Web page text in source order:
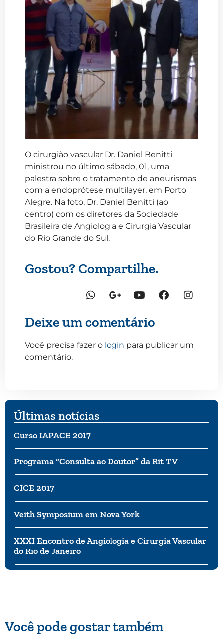
O cirurgião vascular Dr. Daniel Benitti
ministrou no último sábado, 01, uma
palestra sobre o tratamento de aneurismas
com a endoprótese multilayer, em Porto
Alegre. Na foto, Dr. Daniel Benitti (ao
centro) com os diretores da Sociedade
Brasileira de Angiologia e Cirurgia Vascular
do Rio Grande do Sul.
Gostou? Compartilhe.
Deixe um comentário
Você precisa fazer o login para publicar um
comentário.
Últimas notícias
Curso IAPACE 2017
Programa “Consulta ao Doutor” da Rit TV
CICE 2017
Veith Symposium em Nova York
XXXI Encontro de Angiologia e Cirurgia Vascular
do Rio de Janeiro
Você pode gostar também